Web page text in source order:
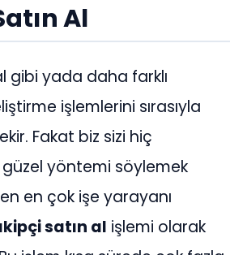
Al
gibi yada daha farklı
işlemlerini sırasıyla
Fakat biz sizi hiç
yöntemi söylemek
en çok işe yarayanı
satın al işlemi olarak